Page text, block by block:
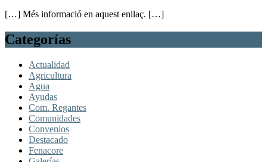
[…] Més informació en aquest enllaç. […]
Categorías
Actualidad
Agricultura
Agua
Ayudas
Com. Regantes
Comunidades
Convenios
Destacado
Fenacore